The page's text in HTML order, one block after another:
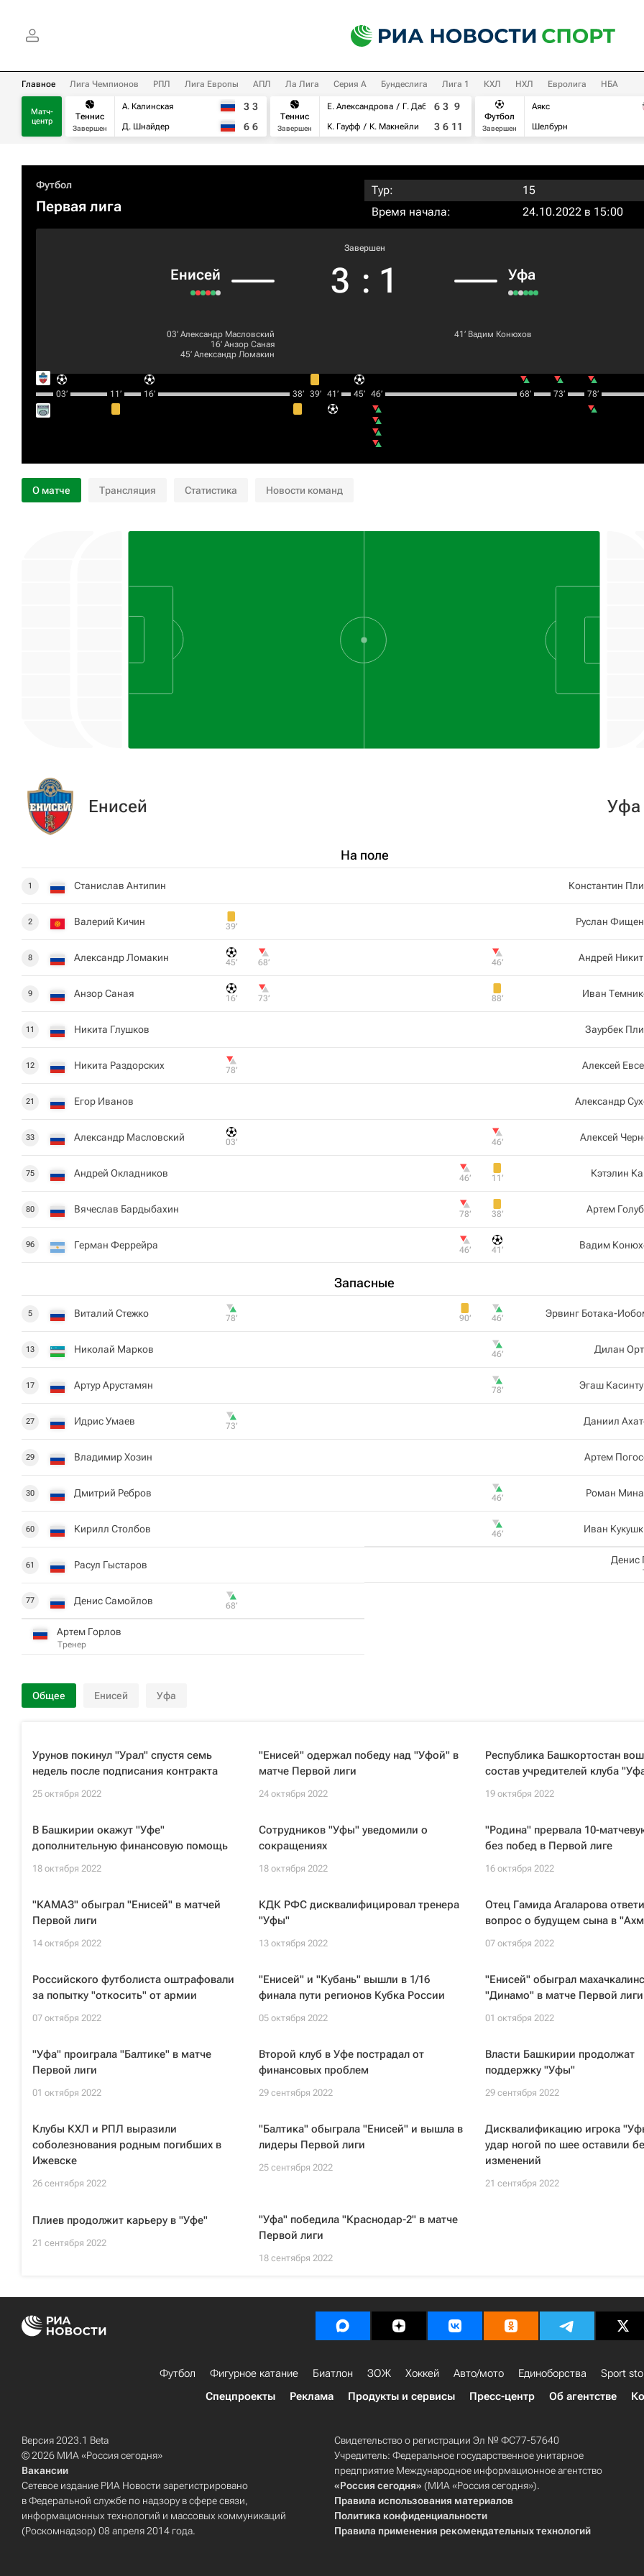
Главное Лига Чемпионов РПЛ Лига Европы АПЛ Ла Лига Серия А Бундеслига Лига 1 КХЛ НХЛ Евролига НБА
Матч-
центр
Теннис
Завершен
А. Калинская
Д. Шнайдер
3 3
6 6
Теннис
Завершен
Е. Александрова
Г. Дабровски
К. Гауфф
К. Макнейли
6 3 9
3 6 11
Футбол
Завершен
Аякс
Шелбурн
Футбол
Первая лига
Тур:
15
Время начала:
24.10.2022 в 15:00
Енисей
Завершен
3 : 1 Уфа
03‎’‎ Александр Масловский
16‎’‎ Анзор Саная
45‎’‎ Александр Ломакин
41‎’‎ Вадим Конюхов
03‎’‎ 11‎’‎ 16‎’‎ 38‎’‎ 39‎’‎ 41‎’‎ 45‎’‎ 46‎’‎ 68‎’‎ 73‎’‎ 78‎’‎
О матче Трансляция Статистика Новости команд
Енисей
На поле
1 Станислав Антипин
2 Валерий Кичин 39‎’‎
8 Александр Ломакин 45‎’‎ 68‎’‎
9 Анзор Саная 16‎’‎ 73‎’‎
11 Никита Глушков
12 Никита Раздорских 78‎’‎
21 Егор Иванов
33 Александр Масловский 03‎’‎
75 Андрей Окладников
80 Вячеслав Бардыбахин
96 Герман Феррейра
Запасные
5 Виталий Стежко 78‎’‎
13 Николай Марков
17 Артур Арустамян
27 Идрис Умаев 73‎’‎
29 Владимир Хозин
30 Дмитрий Ребров
60 Кирилл Столбов
61 Расул Гыстаров
77 Денис Самойлов 68‎’‎
Артем Горлов
Тренер
Уфа
Константин
Руслан
Андрей
46‎’‎
Иван
88‎’‎
Заурбек
Алексей
Александр
Алексей
46‎’‎
Кэтэлин
11‎’‎
46‎’‎
Артем
38‎’‎
78‎’‎
Вадим
41‎’‎
46‎’‎
Эрвинг Ботака-
46‎’‎
90‎’‎
Дилан
46‎’‎
Эгаш
78‎’‎
Даниил
Артем
Роман
46‎’‎
Иван
46‎’‎
Денис
Общее Енисей Уфа
Урунов покинул "Урал" спустя семь
недель после подписания контракта
25 октября 2022
"Енисей" одержал победу над "Уфой" в
матче Первой лиги
24 октября 2022
Республика Башкортостан
состав учредителей клуба
19 октября 2022
В Башкирии окажут "Уфе"
дополнительную финансовую помощь
18 октября 2022
Сотрудников "Уфы" уведомили о
сокращениях
18 октября 2022
"Родина" прервала 10-
без побед в Первой лиге
16 октября 2022
"КАМАЗ" обыграл "Енисей" в матчей
Первой лиги
14 октября 2022
КДК РФС дисквалифицировал тренера
"Уфы"
13 октября 2022
Отец Гамида Агаларова
вопрос о будущем сына в
07 октября 2022
Российского футболиста оштрафовали
за попытку "откосить" от армии
07 октября 2022
"Енисей" и "Кубань" вышли в 1/16
финала пути регионов Кубка России
05 октября 2022
"Енисей" обыграл
"Динамо" в матче Первой лиги
01 октября 2022
"Уфа" проиграла "Балтике" в матче
Первой лиги
01 октября 2022
Второй клуб в Уфе пострадал от
финансовых проблем
29 сентября 2022
Власти Башкирии продолжат
поддержку "Уфы"
29 сентября 2022
Клубы КХЛ и РПЛ выразили
соболезнования родным погибших в
Ижевске
26 сентября 2022
"Балтика" обыграла "Енисей" и вышла в
лидеры Первой лиги
25 сентября 2022
Дисквалификацию игрока
удар ногой по шее оставили
изменений
21 сентября 2022
Плиев продолжит карьеру в "Уфе"
21 сентября 2022
"Уфа" победила "Краснодар-2" в матче
Первой лиги
18 сентября 2022
Футбол Фигурное катание Биатлон ЗОЖ Хоккей Авто/мото Единоборства Sport
Спецпроекты
Реклама Продукты и сервисы Пресс-центр Об агентстве
Версия 2023.1 Beta
© 2026 МИА «Россия сегодня»
Вакансии
Сетевое издание РИА Новости зарегистрировано
в Федеральной службе по надзору в сфере связи,
информационных технологий и массовых коммуникаций
(Роскомнадзор) 08 апреля 2014 года.
Свидетельство о регистрации Эл № ФС77-57640
Учредитель: Федеральное государственное унитарное
предприятие Международное информационное агентство
«Россия сегодня» (МИА «Россия сегодня»).
Правила использования материалов
Политика конфиденциальности
Правила применения рекомендательных технологий